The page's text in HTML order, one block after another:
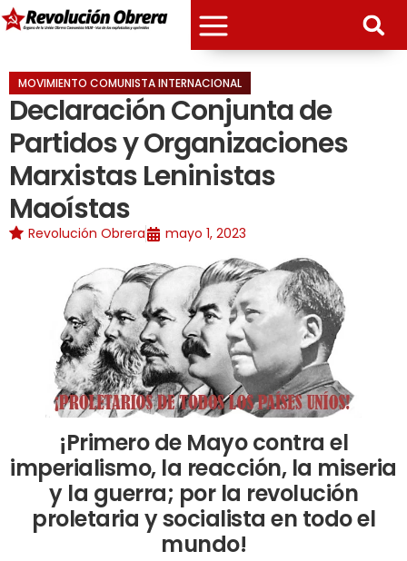
MOVIMIENTO COMUNISTA INTERNACIONAL
Declaración Conjunta de
Partidos y Organizaciones
Marxistas Leninistas
Maoístas
Revolución Obrera mayo 1, 2023
¡Primero de Mayo contra el
imperialismo, la reacción, la miseria
y la guerra; por la revolución
proletaria y socialista en todo el
mundo!